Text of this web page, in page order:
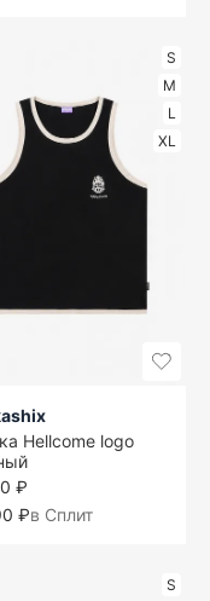
S
M
L
XL
Hellcome logo
₽
₽в Сплит
S